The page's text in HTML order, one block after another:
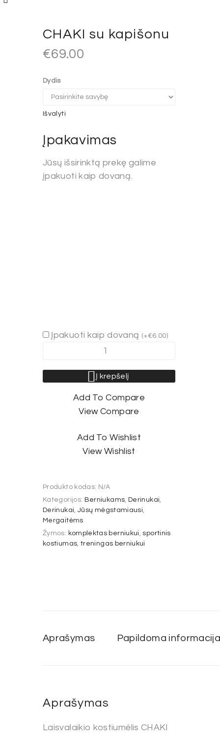
CHAKI su kapišonu
€69.00
Dydis
Išvalyti
Įpakavimas
Jūsų išsirinktą prekę galime
įpakuoti kaip dovaną.
Įpakuoti kaip dovaną (+€6.00)
kapišonu
Į krepšelį
Add To Compare
View Compare
Add To Wishlist
View Wishlist
Produkto kodas: N/A
Kategorijos: Berniukams ,Derinukai
Derinukai Jūsų mėgstamiausi
Mergaitėms
Žymos: komplektas berniukui
sportinis
kostiumas treningas berniukui
Aprašymas Papildoma
Aprašymas
Laisvalaikio kostiumėlis CHAKI